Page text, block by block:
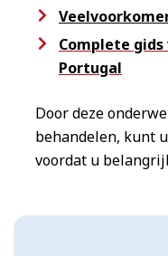
Complete
Portugal
Door deze
behandelen, kunt
voordat u